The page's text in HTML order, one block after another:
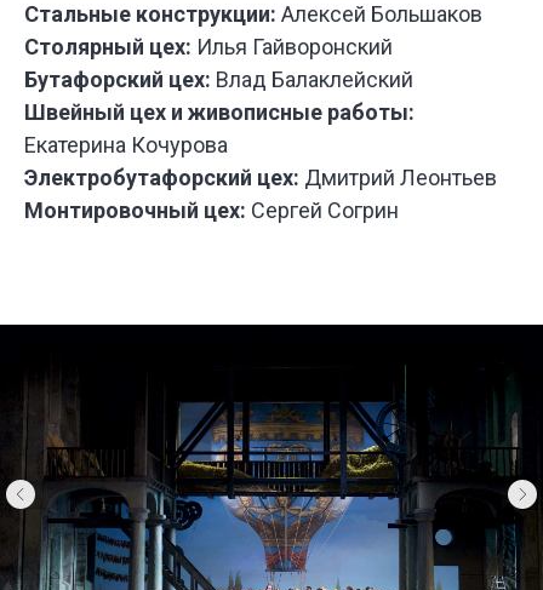
У НАС
Стальные конструкции: Алексей Большаков
Столярный цех: Илья Гайворонский
Бутафорский цех: Влад Балаклейский
Швейный цех и живописные работы:
Екатерина Кочурова
Электробутафорский цех: Дмитрий Леонтьев
Монтировочный цех: Сергей Согрин